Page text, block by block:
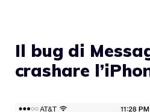
Il bug di
crashare